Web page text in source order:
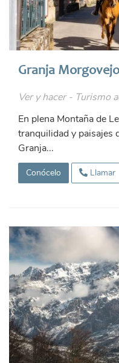
Granja
Ver y hacer - Turismo
En plena Montaña de
tranquilidad y paisajes
Granja...
Conócelo Llamar